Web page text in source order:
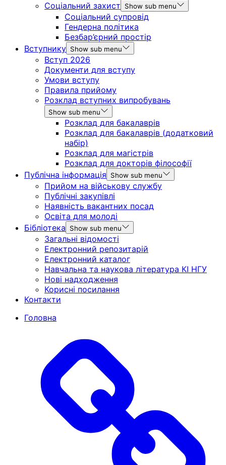
Соціальний захист
Show sub menu
Соціальний супровід
Гендерна політика
Безбар’єрний простір
Вступнику Show sub menu
Вступ 2026
Документи для вступу
Умови вступу
Правила прийому
Розклад вступних випробувань
Show sub menu
Розклад для бакалаврів
Розклад для бакалаврів (додатковий
набір)
Розклад для магістрів
Розклад для докторів філософії
Публічна інформація
Show sub menu
Прийом на військову службу
Публічні закупівлі
Наявність вакантних посад
Освіта для молоді
Бібліотека
Show sub menu
Загальні відомості
Електронний репозитарій
Електронний каталог
Навчальна та наукова література КІ НГУ
Нові надходження
Корисні посилання
Контакти
Головна